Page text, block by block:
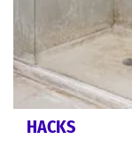
HACKS